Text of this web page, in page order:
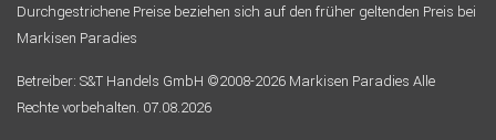
Durchgestrichene Preise beziehen sich auf den früher geltenden Preis bei
Markisen Paradies
Betreiber: S&T Handels GmbH ©2008-2026 Markisen Paradies Alle
Rechte vorbehalten. 07.08.2026